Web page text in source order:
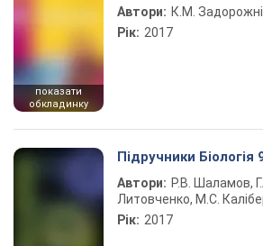
показати
обкладинку
Автори: К.М.
Рік: 2017
Підручники Біологія
Автори: Р.В. Шаламов,
Литовченко, М.С.
Рік: 2017